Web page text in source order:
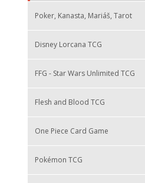
Poker, Kanasta, Mariáš, Tarot
Disney Lorcana TCG
FFG - Star Wars Unlimited TCG
Flesh and Blood TCG
One Piece Card Game
Pokémon TCG